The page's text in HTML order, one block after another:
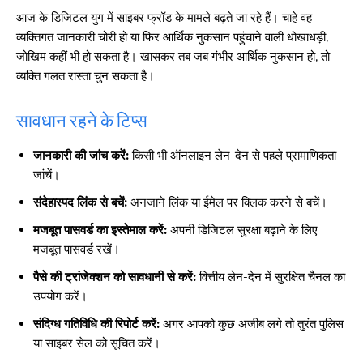
आज के डिजिटल युग में साइबर फ्रॉड के मामले बढ़ते जा रहे हैं। चाहे वह
व्यक्तिगत जानकारी चोरी हो या फिर आर्थिक नुकसान पहुंचाने वाली धोखाधड़ी,
जोखिम कहीं भी हो सकता है। खासकर तब जब गंभीर आर्थिक नुकसान हो, तो
व्यक्ति गलत रास्ता चुन सकता है।
सावधान रहने के टिप्स
जानकारी की जांच करें:किसी भी ऑनलाइन लेन-देन से पहले प्रामाणिकता
जांचें।
संदेहास्पद लिंक से बचें: अनजाने लिंक या ईमेल पर क्लिक करने से बचें।
मजबूत पासवर्ड का इस्तेमाल करें: अपनी डिजिटल सुरक्षा बढ़ाने के लिए
मजबूत पासवर्ड रखें।
पैसे की ट्रांजेक्शन को सावधानी से करें:वित्तीय लेन-देन में सुरक्षित चैनल का
उपयोग करें।
संदिग्ध गतिविधि की रिपोर्ट करें: अगर आपको कुछ अजीब लगे तो तुरंत पुलिस
या साइबर सेल को सूचित करें।